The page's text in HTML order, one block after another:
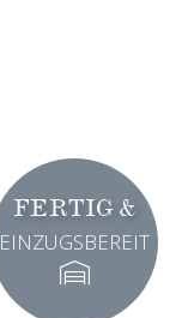
FERTIG &
EINZUGSBEREIT